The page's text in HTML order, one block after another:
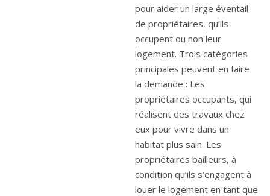
pour aider un large éventail
de propriétaires, qu’ils
occupent ou non leur
logement. Trois catégories
principales peuvent en faire
la demande : Les
propriétaires occupants, qui
réalisent des travaux chez
eux pour vivre dans un
habitat plus sain. Les
propriétaires bailleurs, à
condition qu’ils s’engagent à
louer le logement en tant que